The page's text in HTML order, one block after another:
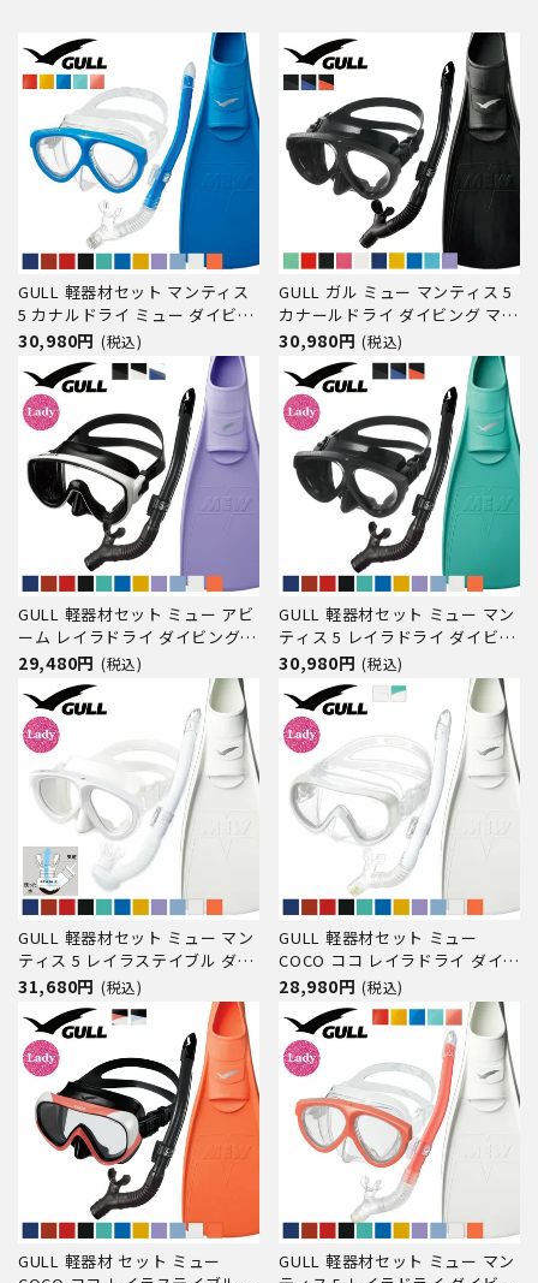
GULL 軽器材セット マンティス
5 カナルドライ ミュー ダイビン
グ マスク フィン シュノーケル
セット 軽器材 3点セット ダイビ
ングマスク フルフットフィン ス
ノーケル スキンダイビング スキ
ューバダイビング 軽器
30,980円 (税込)
GULL ガル ミュー マンティス 5
カナールドライ ダイビング マス
ク フィン シュノーケル セット
軽器材 3点セット ダイビングマ
スク フルフットフィン スノーケ
ル スキンダイビング スキューバ
ダイビング 軽器材セ
30,980円 (税込)
GULL 軽器材セット ミュー アビ
ーム レイラドライ ダイビング
マスク フィン シュノーケル セ
ット 軽器材 3点セット ダイビン
グマスク フルフットフィン スノ
ーケル スキンダイビング スキュ
ーバダイビング 軽器材
29,480円 (税込)
GULL 軽器材セット ミュー マン
ティス 5 レイラドライ ダイビン
グ マスク フィン シュノーケル
セット 軽器材 3点セット ダイビ
ングマスク フルフットフィン ス
ノーケル スキンダイビング スキ
ューバダイビング 軽
30,980円 (税込)
GULL 軽器材セット ミュー マン
ティス 5 レイラステイブル ダイ
ビング マスク フィン シュノー
ケル セット 軽器材 3点セット ダ
イビングマスク フルフットフィ
ン スノーケル スキンダイビング
スキューバダイビング
31,680円 (税込)
GULL 軽器材セット ミュー
COCO ココ レイラドライ ダイビ
ング マスク フィン シュノーケ
ル セット 軽器材 3点セット レデ
ィース ダイビングマスク フルフ
ットフィン スノーケル スキンダ
イビング スキューバダイビ
28,980円 (税込)
GULL 軽器材 セット ミュー
GULL 軽器材セット ミュー マン